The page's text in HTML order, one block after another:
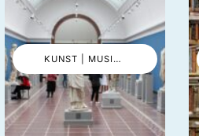
KUNST | MUSIK | EVENTS